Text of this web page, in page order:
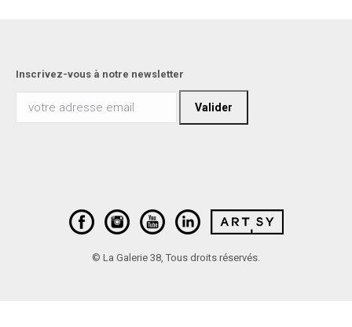
Inscrivez-vous à notre newsletter
© La Galerie 38, Tous droits réservés.